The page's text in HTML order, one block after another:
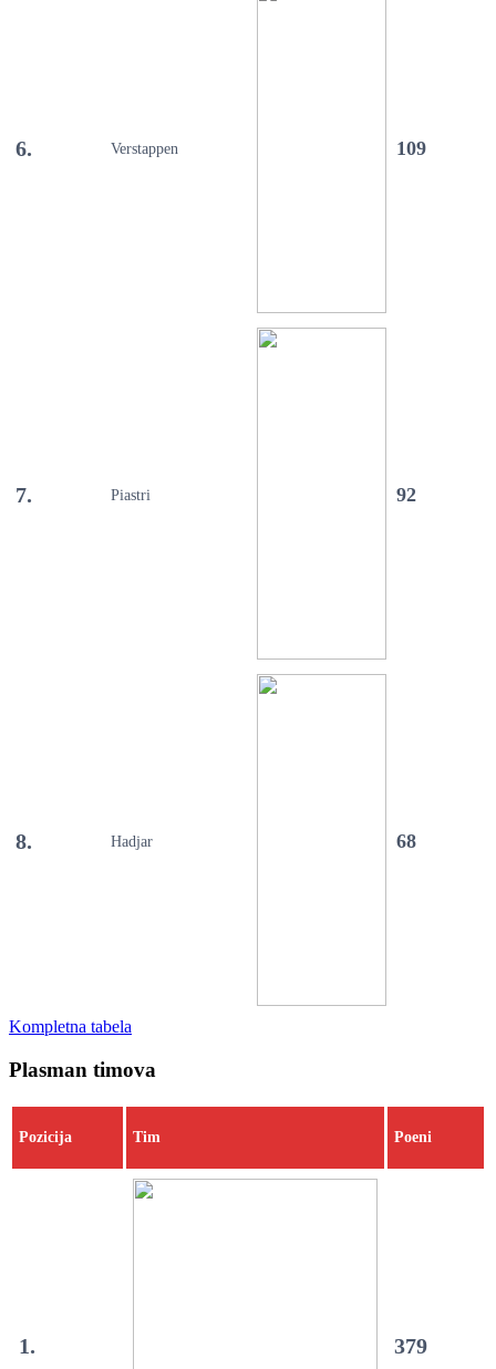
6. Verstappen 109
7. Piastri 92
8. Hadjar 68
Kompletna tabela
Plasman timova
Pozicija Tim Poeni
1. 379